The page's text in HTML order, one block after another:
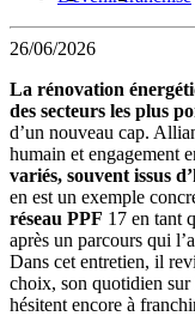
26/06/2026
La rénovation
des secteurs les plus
d’un nouveau cap.
humain et engagement
variés, souvent issus
en est un exemple
réseau PPF 17 en tant
après un parcours qui
Dans cet entretien, il
choix, son quotidien
hésitent encore à